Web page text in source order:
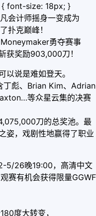
font-size: 18px; }
会计师摇身一变成为
扑克巅峰！
勇夺赛事
获奖励903,000刀！
说是难如登天。
彪、Brian Kim、Adrian
等众星云集的决赛
刀的总奖池。最
姿，戏剧性地赢得了职业
5/26晚19:00，高清中文
赛有机会获得限量GGWF
度大转变，